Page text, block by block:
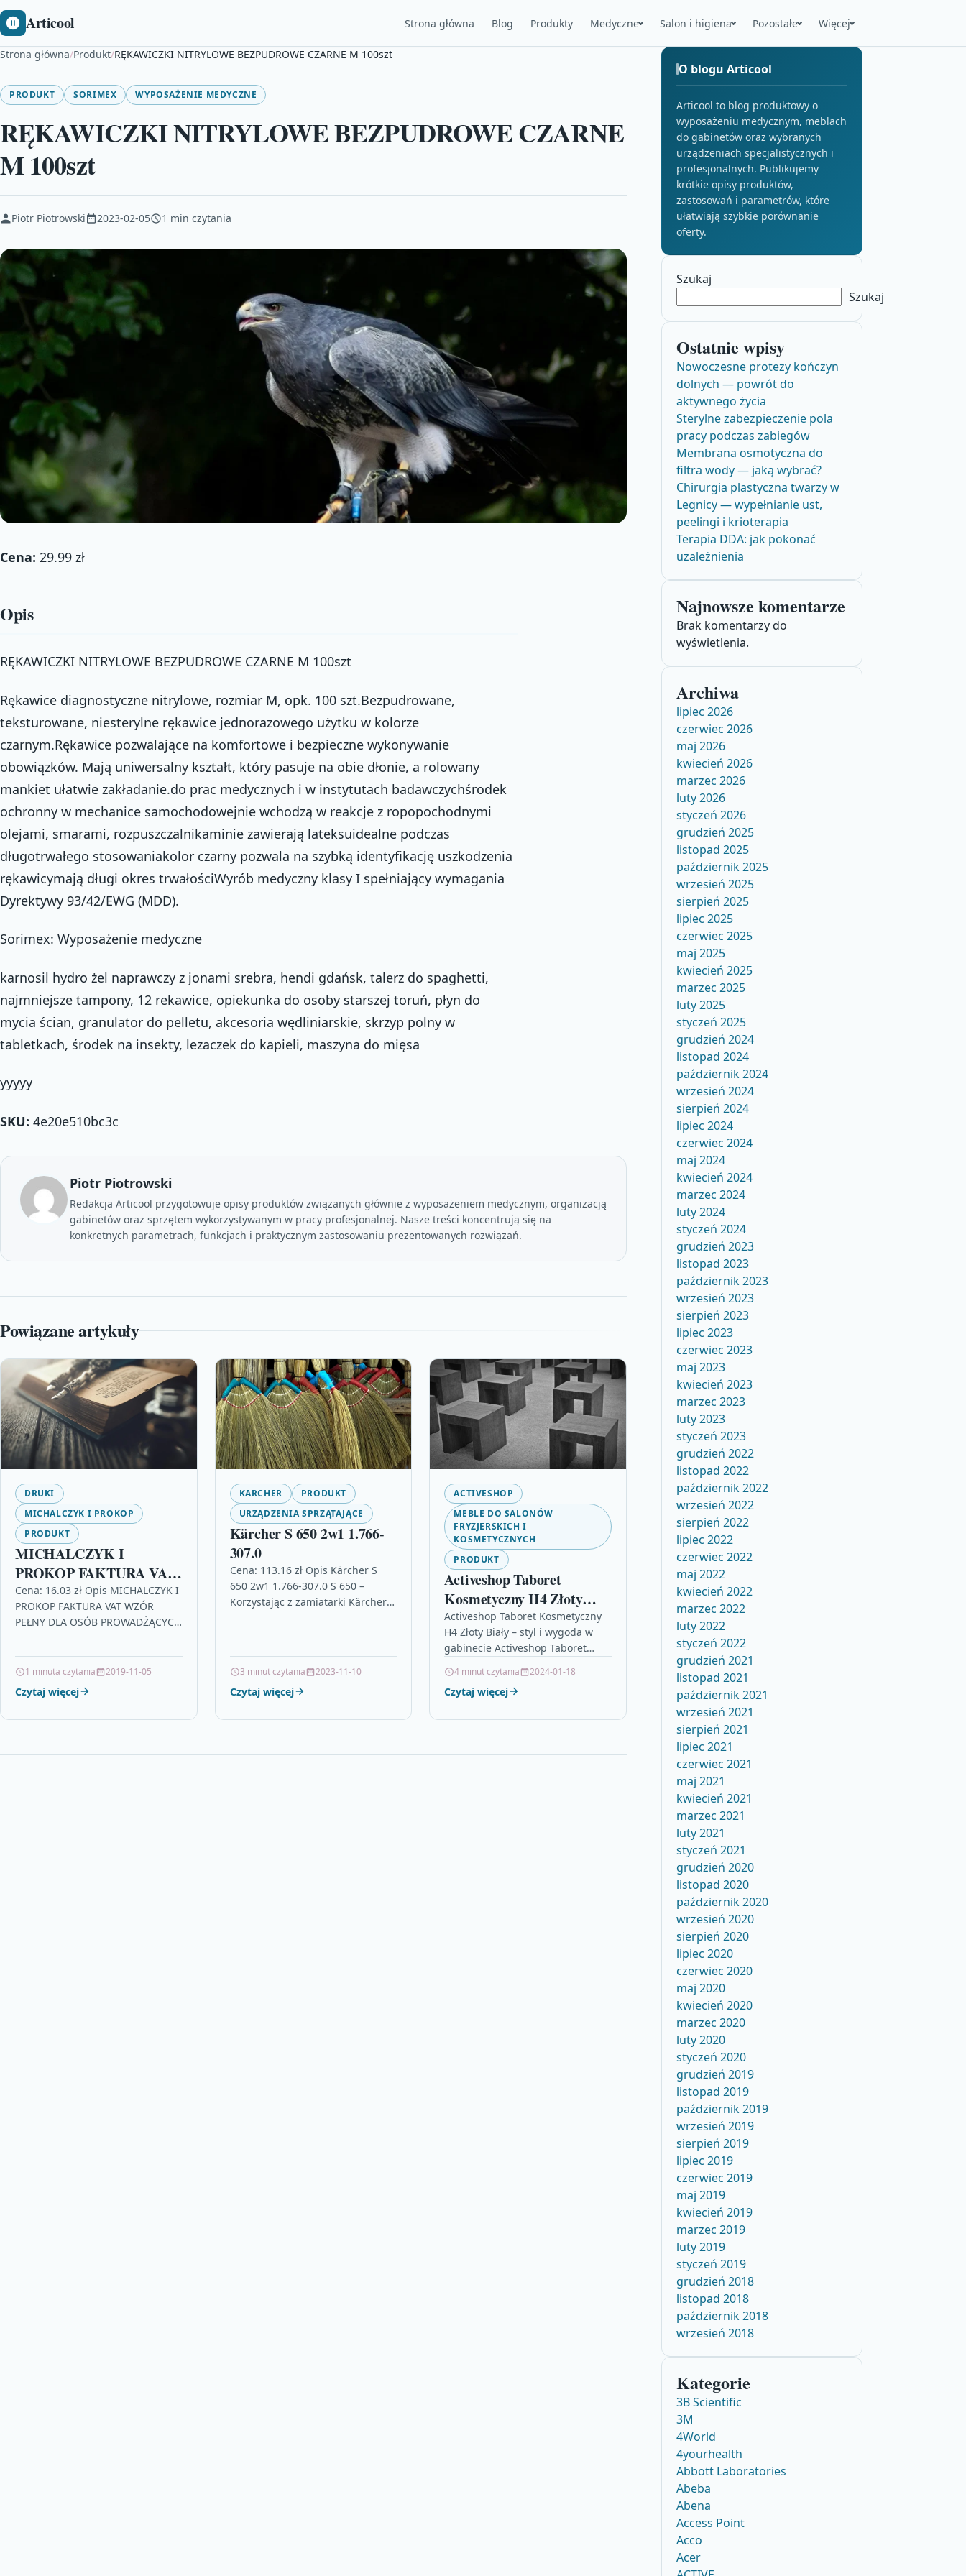
Articool Strona główna Blog Produkty Medyczne Salon i higiena Pozostałe Więcej
Strona główna/Produkt/RĘKAWICZKI NITRYLOWE BEZPUDROWE CZARNE M 100szt
PRODUKT SORIMEX WYPOSAŻENIE MEDYCZNE
RĘKAWICZKI NITRYLOWE BEZPUDROWE CZARNE
M 100szt
Piotr Piotrowski 2023-02-05 1 min czytania
Cena: 29.99 zł
Opis
RĘKAWICZKI NITRYLOWE BEZPUDROWE CZARNE M 100szt
Rękawice diagnostyczne nitrylowe, rozmiar M, opk. 100 szt.Bezpudrowane,
teksturowane, niesterylne rękawice jednorazowego użytku w kolorze
czarnym.Rękawice pozwalające na komfortowe i bezpieczne wykonywanie
obowiązków. Mają uniwersalny kształt, który pasuje na obie dłonie, a rolowany
mankiet ułatwie zakładanie.do prac medycznych i w instytutach badawczychśrodek
ochronny w mechanice samochodowejnie wchodzą w reakcje z ropopochodnymi
olejami, smarami, rozpuszczalnikaminie zawierają lateksuidealne podczas
długotrwałego stosowaniakolor czarny pozwala na szybką identyfikację uszkodzenia
rękawicymają długi okres trwałościWyrób medyczny klasy I spełniający wymagania
Dyrektywy 93/42/EWG (MDD).
Sorimex: Wyposażenie medyczne
karnosil hydro żel naprawczy z jonami srebra, hendi gdańsk, talerz do spaghetti,
najmniejsze tampony, 12 rekawice, opiekunka do osoby starszej toruń, płyn do
mycia ścian, granulator do pelletu, akcesoria wędliniarskie, skrzyp polny w
tabletkach, środek na insekty, lezaczek do kapieli, maszyna do mięsa
yyyyy
SKU: 4e20e510bc3c
Piotr Piotrowski
Redakcja Articool przygotowuje opisy produktów związanych głównie z wyposażeniem medycznym, organizacją
gabinetów oraz sprzętem wykorzystywanym w pracy profesjonalnej. Nasze treści koncentrują się na
konkretnych parametrach, funkcjach i praktycznym zastosowaniu prezentowanych rozwiązań.
Powiązane artykuły
DRUKI
MICHALCZYK I PROKOP
PRODUKT
MICHALCZYK I
PROKOP FAKTURA VAT
WZÓR PEŁNY DLA
OSÓB PROWADŻĄCYCH
SPRZEDAŻ W CENACH
NETTO MIP 100-1E A4
WIELOKOPIA
Cena: 16.03 zł Opis MICHALCZYK I
PROKOP FAKTURA VAT WZÓR
PEŁNY DLA OSÓB PROWADŻĄCYCH
100-1E A4 WIELOKOPIA Druk
jednostronny…
1 minuta czytania 2019-11-05
Czytaj więcej
KARCHER
PRODUKT
URZĄDZENIA SPRZĄTAJĄCE
Kärcher S 650 2w1 1.766-
307.0
Cena: 113.16 zł Opis Kärcher S
650 2w1 1.766-307.0 S 650 –
Korzystając z zamiatarki Kärcher
3 minut czytania 2023-11-10
Czytaj więcej
ACTIVESHOP
MEBLE DO SALONÓW
FRYZJERSKICH I
KOSMETYCZNYCH
PRODUKT
Activeshop Taboret
Kosmetyczny H4 Złoty
Biały
Activeshop Taboret Kosmetyczny
H4 Złoty Biały – styl i wygoda w
gabinecie Activeshop Taboret
mebel, który łączy estetykę z…
4 minut czytania 2024-01-18
Czytaj więcej
O blogu Articool
Articool to blog produktowy o
wyposażeniu medycznym, meblach
do gabinetów oraz wybranych
urządzeniach specjalistycznych i
profesjonalnych. Publikujemy
krótkie opisy produktów,
zastosowań i parametrów, które
ułatwiają szybkie porównanie
oferty.
Szukaj
Szukaj
Ostatnie wpisy
Nowoczesne protezy kończyn
dolnych — powrót do
aktywnego życia
Sterylne zabezpieczenie pola
pracy podczas zabiegów
Membrana osmotyczna do
filtra wody — jaką wybrać?
Chirurgia plastyczna twarzy w
Legnicy — wypełnianie ust,
peelingi i krioterapia
Terapia DDA: jak pokonać
uzależnienia
Najnowsze komentarze
Brak komentarzy do
wyświetlenia.
Archiwa
lipiec 2026
czerwiec 2026
maj 2026
kwiecień 2026
marzec 2026
luty 2026
styczeń 2026
grudzień 2025
listopad 2025
październik 2025
wrzesień 2025
sierpień 2025
lipiec 2025
czerwiec 2025
maj 2025
kwiecień 2025
marzec 2025
luty 2025
styczeń 2025
grudzień 2024
listopad 2024
październik 2024
wrzesień 2024
sierpień 2024
lipiec 2024
czerwiec 2024
maj 2024
kwiecień 2024
marzec 2024
luty 2024
styczeń 2024
grudzień 2023
listopad 2023
październik 2023
wrzesień 2023
sierpień 2023
lipiec 2023
czerwiec 2023
maj 2023
kwiecień 2023
marzec 2023
luty 2023
styczeń 2023
grudzień 2022
listopad 2022
październik 2022
wrzesień 2022
sierpień 2022
lipiec 2022
czerwiec 2022
maj 2022
kwiecień 2022
marzec 2022
luty 2022
styczeń 2022
grudzień 2021
listopad 2021
październik 2021
wrzesień 2021
sierpień 2021
lipiec 2021
czerwiec 2021
maj 2021
kwiecień 2021
marzec 2021
luty 2021
styczeń 2021
grudzień 2020
listopad 2020
październik 2020
wrzesień 2020
sierpień 2020
lipiec 2020
czerwiec 2020
maj 2020
kwiecień 2020
marzec 2020
luty 2020
styczeń 2020
grudzień 2019
listopad 2019
październik 2019
wrzesień 2019
sierpień 2019
lipiec 2019
czerwiec 2019
maj 2019
kwiecień 2019
marzec 2019
luty 2019
styczeń 2019
grudzień 2018
listopad 2018
październik 2018
wrzesień 2018
Kategorie
3B Scientific
3M
4World
4yourhealth
Abbott Laboratories
Abeba
Abena
Access Point
Acco
Acer